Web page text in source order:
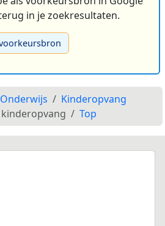
in je zoekresultaten.
Onderwijs
Kinderopvang
Top